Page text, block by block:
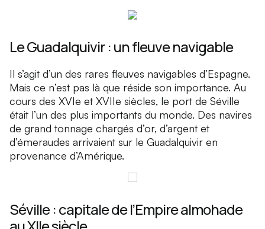
Le Guadalquivir : un fleuve navigable
Il s’agit d’un des rares fleuves navigables d’Espagne.
Mais ce n’est pas là que réside son importance. Au
cours des XVIe et XVIIe siècles, le port de Séville
était l’un des plus importants du monde. Des navires
de grand tonnage chargés d’or, d’argent et
d’émeraudes arrivaient sur le Guadalquivir en
provenance d’Amérique.
Séville : capitale de l’Empire almohade